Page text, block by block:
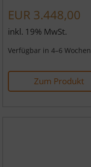
EUR 3.448,00
inkl. 19% MwSt.
Verfügbar in 4–6 Wochen
Zum Produkt